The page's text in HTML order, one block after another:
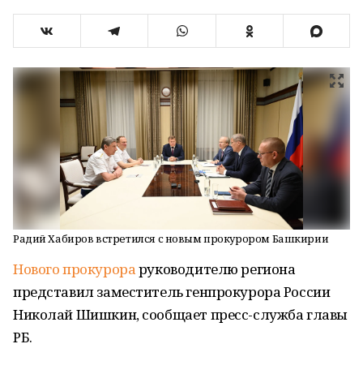
Радий Хабиров встретился с новым прокурором Башкирии
Нового прокурораруководителю региона
представил заместитель генпрокурора России
Николай Шишкин, сообщает пресс-служба главы
РБ.